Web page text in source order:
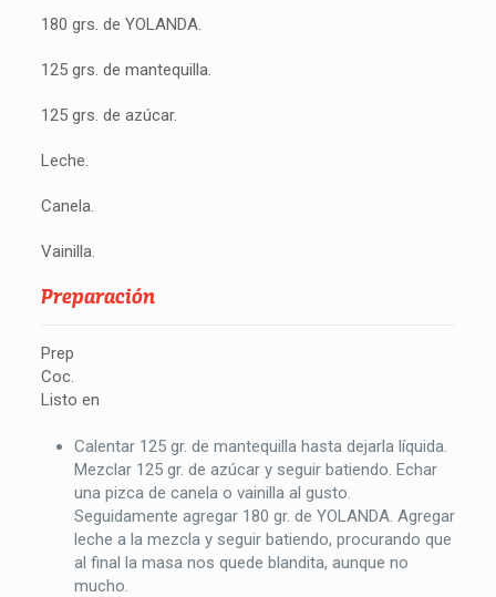
180 grs. de YOLANDA.
125 grs. de mantequilla.
125 grs. de azúcar.
Leche.
Canela.
Vainilla.
Preparación
Prep
Coc.
Listo en
Calentar 125 gr. de mantequilla hasta dejarla líquida.
Mezclar 125 gr. de azúcar y seguir batiendo. Echar
una pizca de canela o vainilla al gusto.
Seguidamente agregar 180 gr. de YOLANDA. Agregar
leche a la mezcla y seguir batiendo, procurando que
al final la masa nos quede blandita, aunque no
mucho.